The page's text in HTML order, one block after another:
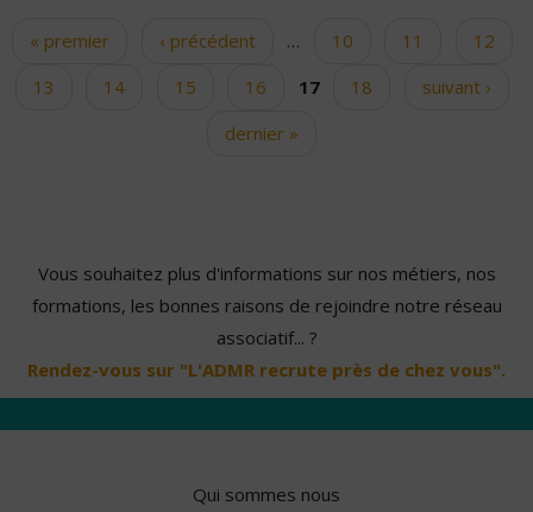
Pages
« premier ‹ précédent … 10 11
12
13
14 15 16 17 18
suivant ›
dernier »
Vous souhaitez plus d'informations sur nos métiers, nos
formations, les bonnes raisons de rejoindre notre réseau
associatif... ?
Rendez-vous sur "L'ADMR recrute près de chez vous".
Qui sommes nous